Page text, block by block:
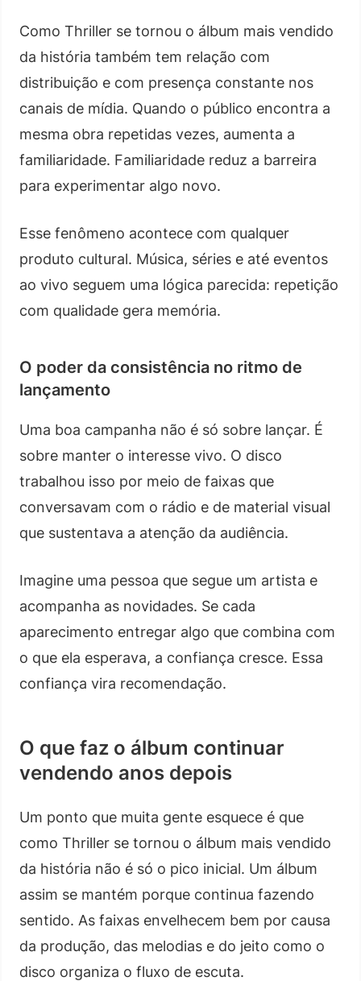
Como Thriller se tornou o álbum mais vendido
da história também tem relação com
distribuição e com presença constante nos
canais de mídia. Quando o público encontra a
mesma obra repetidas vezes, aumenta a
familiaridade. Familiaridade reduz a barreira
para experimentar algo novo.
Esse fenômeno acontece com qualquer
produto cultural. Música, séries e até eventos
ao vivo seguem uma lógica parecida: repetição
com qualidade gera memória.
O poder da consistência no ritmo de
lançamento
Uma boa campanha não é só sobre lançar. É
sobre manter o interesse vivo. O disco
trabalhou isso por meio de faixas que
conversavam com o rádio e de material visual
que sustentava a atenção da audiência.
Imagine uma pessoa que segue um artista e
acompanha as novidades. Se cada
aparecimento entregar algo que combina com
o que ela esperava, a confiança cresce. Essa
confiança vira recomendação.
O que faz o álbum continuar
vendendo anos depois
Um ponto que muita gente esquece é que
como Thriller se tornou o álbum mais vendido
da história não é só o pico inicial. Um álbum
assim se mantém porque continua fazendo
sentido. As faixas envelhecem bem por causa
da produção, das melodias e do jeito como o
disco organiza o fluxo de escuta.